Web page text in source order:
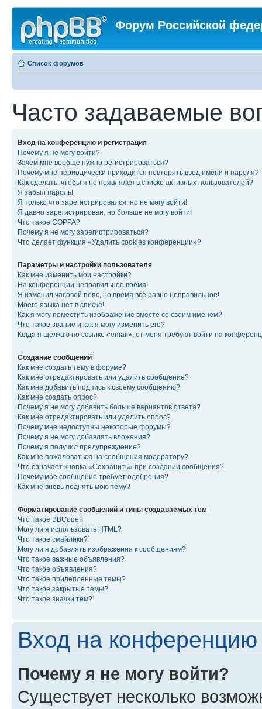
Форум Российской
Список форумов
Часто задаваемые
Вход на конференцию и регистрация
Почему я не могу войти?
Зачем мне вообще нужно регистрироваться?
Почему мне периодически приходится повторять ввод имени и пароля?
Как сделать, чтобы я не появлялся в списке активных пользователей?
Я забыл пароль!
Я только что зарегистрировался, но не могу войти!
Я давно зарегистрирован, но больше не могу войти!
Что такое COPPA?
Почему я не могу зарегистрироваться?
Что делает функция «Удалить cookies конференции»?
Параметры и настройки пользователя
Как мне изменить мои настройки?
На конференции неправильное время!
Я изменил часовой пояс, но время всё равно неправильное!
Моего языка нет в списке!
Как я могу поместить изображение вместе со своим именем?
Что такое звание и как я могу изменить его?
Когда я щёлкаю по ссылке «email», от меня требуют войти на
Создание сообщений
Как мне создать тему в форуме?
Как мне отредактировать или удалить сообщение?
Как мне добавить подпись к своему сообщению?
Как мне создать опрос?
Почему я не могу добавить больше вариантов ответа?
Как мне отредактировать или удалить опрос?
Почему мне недоступны некоторые форумы?
Почему я не могу добавлять вложения?
Почему я получил предупреждение?
Как мне пожаловаться на сообщения модератору?
Что означает кнопка «Сохранить» при создании сообщения?
Почему моё сообщение требует одобрения?
Как мне вновь поднять мою тему?
Форматирование сообщений и типы создаваемых тем
Что такое BBCode?
Могу ли я использовать HTML?
Что такое смайлики?
Могу ли я добавлять изображения к сообщениям?
Что такое важные объявления?
Что такое объявления?
Что такое прилепленные темы?
Что такое закрытые темы?
Что такое значки тем?
Вход на конференцию
Почему я не могу войти?
Существует несколько